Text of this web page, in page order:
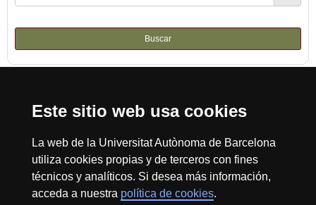
Este sitio web usa cookies
La web de la Universitat Autònoma de Barcelona
utiliza cookies propias y de terceros con fines
técnicos y analíticos. Si desea más información,
acceda a nuestra política de cookies.
Buscar
Reconocimiento internacional de la excelencia
HR